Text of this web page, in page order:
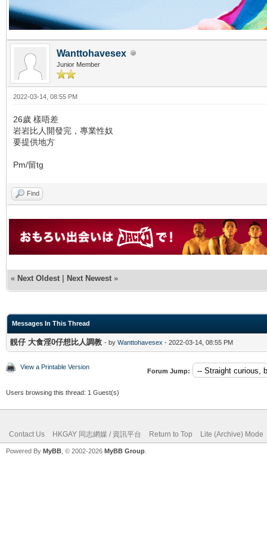
Wanttohavesex
Junior Member
2022-03-14, 08:55 PM
26歲 樣唔差
岩岩比人開發完，專業性奴
要提供地方
Pm/留tg
Find
« Next Oldest | Next Newest »
Messages In This Thread
靚仔 大食淫0仔想比人調教 - by Wanttohavesex - 2022-03-14, 08:55 PM
View a Printable Version
Forum Jump:
Users browsing this thread: 1 Guest(s)
Contact Us HKGAY 同志網媒 / 資訊平台 Return to Top Lite (Archive) Mode
Powered By MyBB , © 2002-2026 MyBB Group